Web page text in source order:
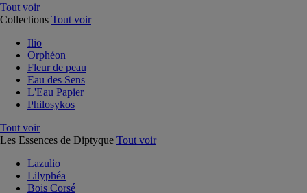
Tout voir
Collections Tout voir
Ilio
Orphéon
Fleur de peau
Eau des Sens
L'Eau Papier
Philosykos
Tout voir
Les Essences de Diptyque Tout voir
Lazulio
Lilyphéa
Bois Corsé